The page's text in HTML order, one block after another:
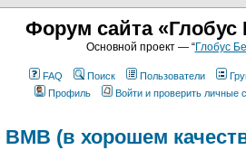
Форум сайта «Глобус
Основной проект — “Глобус
FAQ Поиск Пользователи
Профиль
Войти и проверить личные
(в хорошем